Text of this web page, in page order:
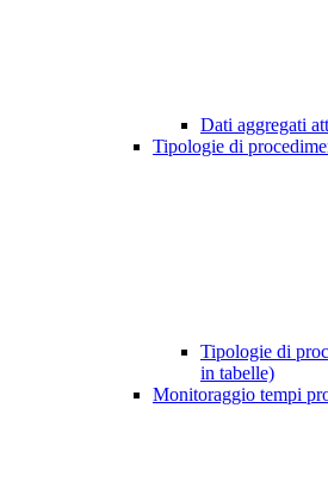
Dati aggregati
Tipologie di
Tipologie di
in tabelle)
Monitoraggio tempi